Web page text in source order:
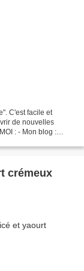
C'est facile et
de nouvelles
: - Mon blog :
crémeux